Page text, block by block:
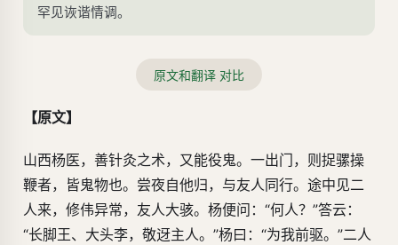
罕见诙谐情调。
原文和翻译 对比
【原文】
山西杨医，善针灸之术，又能役鬼。一出门，则捉骡操
鞭者，皆鬼物也。尝夜自他归，与友人同行。途中见二
人来，修伟异常，友人大骇。杨便问：“何人？”答云：
“长脚王、大头李，敬迓主人。”杨曰：“为我前驱。”二人